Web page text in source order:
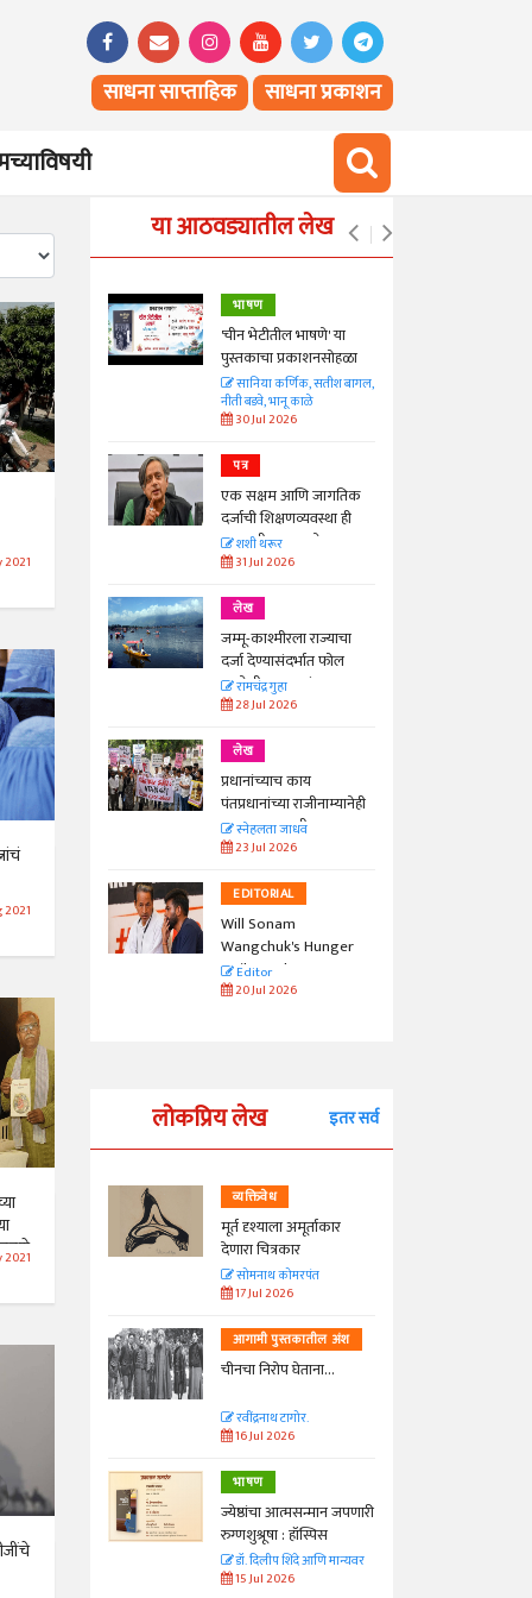
साधना साप्ताहिक साधना प्रकाशन
2021
या आठवड्यातील लेख
जपणारी
भाषण
'चीन भेटीतील भाषणे' या
पुस्तकाचा प्रकाशनसोहळा
सानिया कर्णिक, सतीश बागल,
नीती बडवे, भानू काळे
30 Jul 2026
पत्र
एक सक्षम आणि जागतिक
दर्जाची शिक्षणव्यवस्था ही
काळाची गरज आहे
शशी थरूर
31 Jul 2026
लेख
जम्मू-काश्मीरला राज्याचा
दर्जा देण्यासंदर्भात फोल
ठरलेली आश्वासनं
रामचंद्र गुहा
28 Jul 2026
लेख
प्रधानांच्याच काय
पंतप्रधानांच्या राजीनाम्यानेही
प्रश्न सुटणार नाही, पण...
स्नेहलता जाधव
23 Jul 2026
EDITORIAL
Will Sonam
Wangchuk's Hunger
Strike Make a
Difference?
Editor
20 Jul 2026
लोकप्रिय लेख इतर सर्व
अंश
जपणारी
मान्यवर
व्यक्तिवेध
मूर्त दृश्याला अमूर्ताकार
देणारा चित्रकार
सोमनाथ कोमरपंत
17 Jul 2026
आगामी पुस्तकातील अंश
चीनचा निरोप घेताना...
रवींद्रनाथ टागोर.
16 Jul 2026
भाषण
ज्येष्ठांचा आत्मसन्मान जपणारी
रुग्णशुश्रूषा : हॉस्पिस
डॉ. दिलीप शिंदे आणि मान्यवर
15 Jul 2026